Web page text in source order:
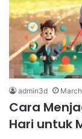
admin3d
Cara
Hari untuk